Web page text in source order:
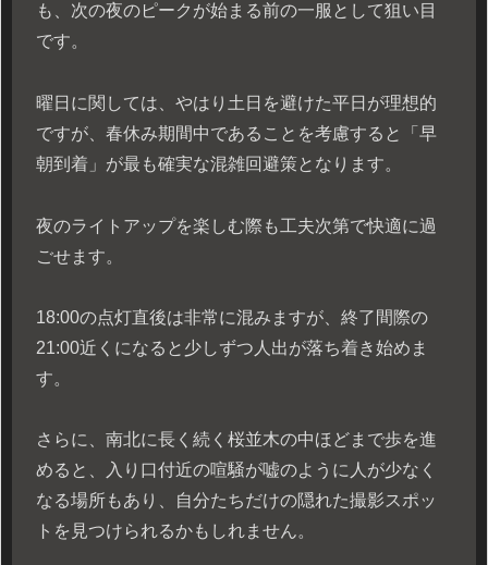
も、次の夜のピークが始まる前の一服として狙い目
です。
曜日に関しては、やはり土日を避けた平日が理想的
ですが、春休み期間中であることを考慮すると「早
朝到着」が最も確実な混雑回避策となります。
夜のライトアップを楽しむ際も工夫次第で快適に過
ごせます。
18:00の点灯直後は非常に混みますが、終了間際の
21:00近くになると少しずつ人出が落ち着き始めま
す。
さらに、南北に長く続く桜並木の中ほどまで歩を進
めると、入り口付近の喧騒が嘘のように人が少なく
なる場所もあり、自分たちだけの隠れた撮影スポッ
トを見つけられるかもしれません。